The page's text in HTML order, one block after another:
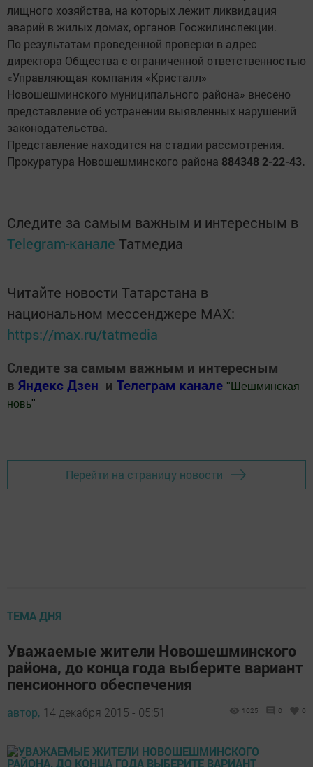
лищного хозяйства, на которых лежит ликвидация
аварий в жи­лых домах, органов Госжилинспекции.
По результатам проведенной проверки в адрес
директора Общества с ограниченной ответственностью
«Управляющая компания «Кристалл»
Новошешминского муниципального района» внесено
представление об устранении выявленных нарушений
законодательства.
Представление находится на стадии рассмотрения.
Прокуратура Новошешминского района 884348 2-22-43.
Следите за самым важным и интересным в
Telegram-канале Татмедиа
Читайте новости Татарстана в
национальном мессенджере MАХ:
https://max.ru/tatmedia
Следите за самым важным и интересным
в Яндекс Дзен и Телеграм канале " Шешминская
новь"
Перейти на страницу новости
ТЕМА ДНЯ
Уважаемые жители Новошешминского
района, до конца года выберите вариант
пенсионного обеспечения
автор, 14 декабря 2015 - 05:51 1025 0 0